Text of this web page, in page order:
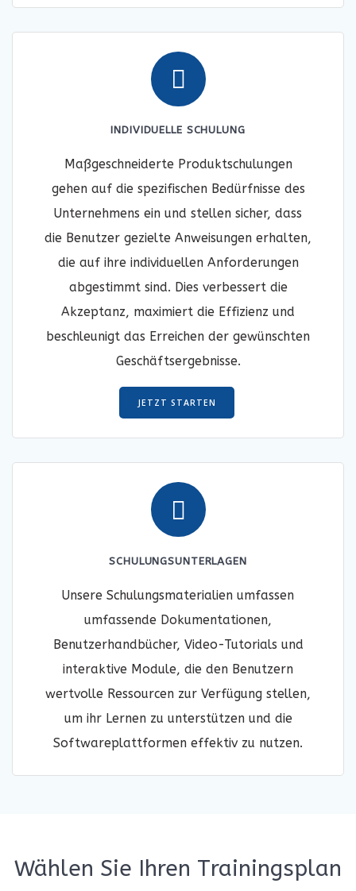
INDIVIDUELLE SCHULUNG
Maßgeschneiderte Produktschulungen
gehen auf die spezifischen Bedürfnisse des
Unternehmens ein und stellen sicher, dass
die Benutzer gezielte Anweisungen erhalten,
die auf ihre individuellen Anforderungen
abgestimmt sind. Dies verbessert die
Akzeptanz, maximiert die Effizienz und
beschleunigt das Erreichen der gewünschten
Geschäftsergebnisse.
JETZT STARTEN
SCHULUNGSUNTERLAGEN
Unsere Schulungsmaterialien umfassen
umfassende Dokumentationen,
Benutzerhandbücher, Video-Tutorials und
interaktive Module, die den Benutzern
wertvolle Ressourcen zur Verfügung stellen,
um ihr Lernen zu unterstützen und die
Softwareplattformen effektiv zu nutzen.
Wählen Sie Ihren Trainingsplan